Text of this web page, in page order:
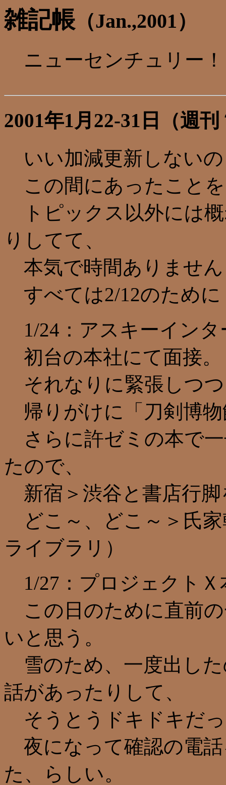
雑記帳 （Jan.,2001）
ニューセンチュリー！
2001年1月22-31日（週
いい加減更新しない
この間にあったこと
トピックス以外には
りしてて、
本気で時間ありませ
すべては2/12のために
1/24：アスキーインタ
初台の本社にて面接。
それなりに緊張しつ
帰りがけに「刀剣博物
さらに許ゼミの本で
たので、
新宿＞渋谷と書店行
どこ～、どこ～＞氏家
ライブラリ）
1/27：プロジェクトＸ
この日のために直前
いと思う。
雪のため、一度出し
話があったりして、
そうとうドキドキだ
夜になって確認の電
た、らしい。